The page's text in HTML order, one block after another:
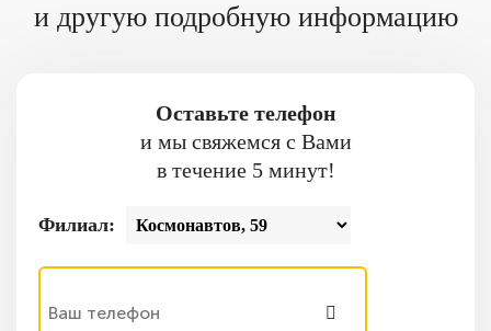
и другую подробную информацию
Оставьте телефон
и мы свяжемся с Вами
в течение 5 минут!
Филиал: